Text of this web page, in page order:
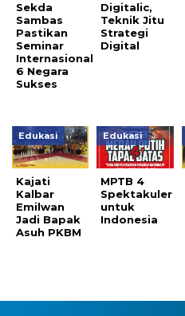
Sekda
Sambas
Pastikan
Seminar
Internasional
6 Negara
Sukses
Digitalic,
Teknik Jitu
Strategi
Digital
Edukasi
Kajati
Kalbar
Emilwan
Jadi Bapak
Asuh PKBM
Edukasi
MPTB 4
Spektakuler
untuk
Indonesia